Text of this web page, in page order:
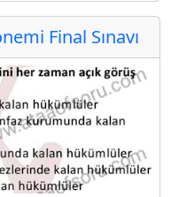
Final Sınavı